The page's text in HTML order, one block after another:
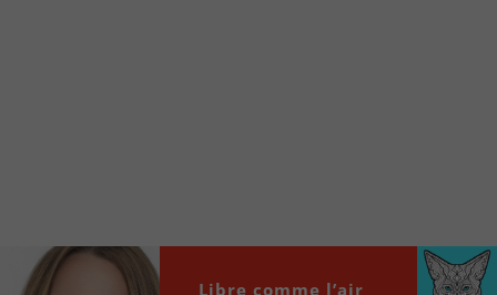
locale vous sont maintenant accessibles en un clic!
Audio
Libre comme l’air